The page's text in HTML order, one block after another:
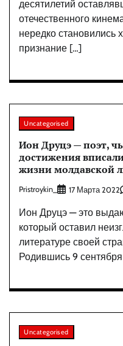
десятилетий
отечественного
нередко становились
признание […]
Uncategorised
Ион Друцэ — поэт,
достижения
жизни молдавской
Pristroykin_ 17 Марта 2022
Ион Друцэ — это
который оставил
литературе своей
Родившись 9
Uncategorised